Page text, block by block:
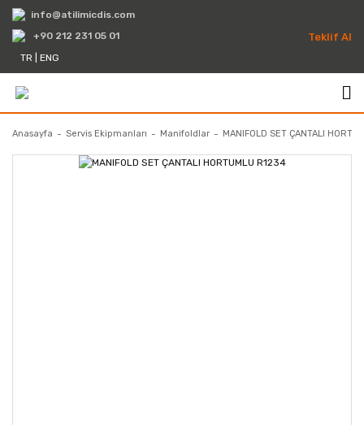
info@atilimicdis.com
+90 212 231 05 01
TR
ENG
Teklif Al
Anasayfa Servis Ekipmanları Manifoldlar MANIFOLD SET ÇANTALI